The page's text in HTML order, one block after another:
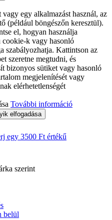
egy alkalmazást használ, az
(például böngészőn keresztül).
el, hogyan használja
cookie-k vagy hasonló
szabályozhatja. Kattintson az
szeretne megtudni, és
bizonyos sütiket vagy hasonló
megjelenítését vagy
elérhetetlenségét
További információ
elfogadása
egy 3500 Ft értékű
szerint
belül